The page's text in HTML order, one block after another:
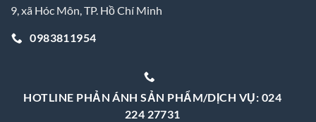
9, xã Hóc Môn, TP. Hồ Chí Minh
0983811954
HOTLINE PHẢN ÁNH SẢN PHẨM/DỊCH VỤ: 024
224 27731